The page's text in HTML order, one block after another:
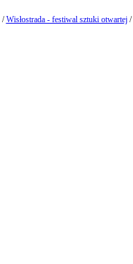
/Wisłostrada - festiwal sztuki otwartej/